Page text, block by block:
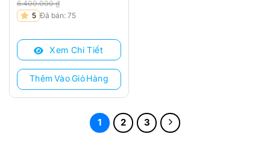
6.400.000₫
Giá
là:
6.400.000 ₫.
Giá
tại
4.830.000 ₫.
5 Đã bán: 75
Xem Chi Tiết
Thêm Vào Giỏ Hàng
1 2 3